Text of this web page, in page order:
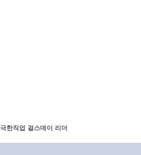
극한직업 걸스데이 리더